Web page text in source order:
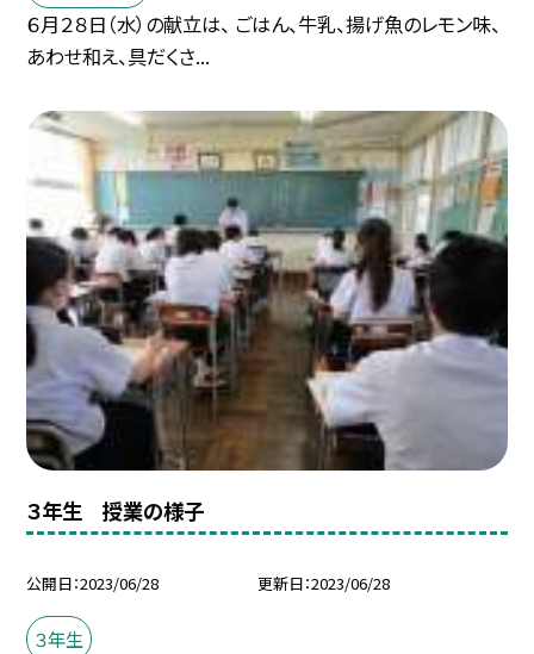
６月２８日（水）の献立は、 ごはん、牛乳、揚げ魚のレモン味、
あわせ和え、具だくさ...
３年生 授業の様子
公開日 2023/06/28 更新日 2023/06/28
３年生